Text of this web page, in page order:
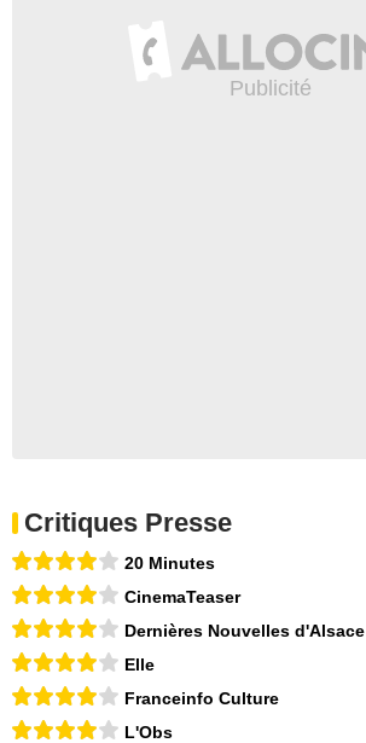
Critiques Presse
20 Minutes
CinemaTeaser
Dernières Nouvelles d'Alsace
Elle
Franceinfo Culture
L'Obs